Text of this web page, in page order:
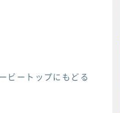
ビートップにもどる